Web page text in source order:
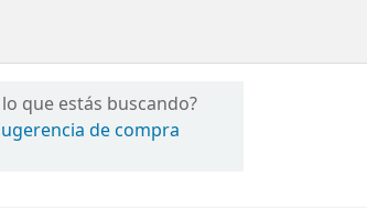
que estás buscando?
de compra